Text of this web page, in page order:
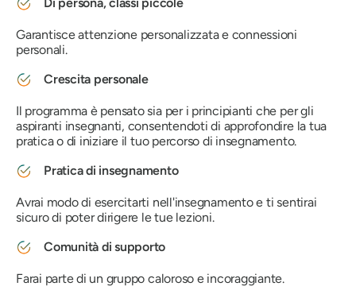
Garantisce attenzione personalizzata e connessioni
personali.
Crescita personale
Il programma è pensato sia per i principianti che per gli
aspiranti insegnanti, consentendoti di approfondire la tua
pratica o di iniziare il tuo percorso di insegnamento.
Pratica di insegnamento
Avrai modo di esercitarti nell'insegnamento e ti sentirai
sicuro di poter dirigere le tue lezioni.
Comunità di supporto
Farai parte di un gruppo caloroso e incoraggiante.